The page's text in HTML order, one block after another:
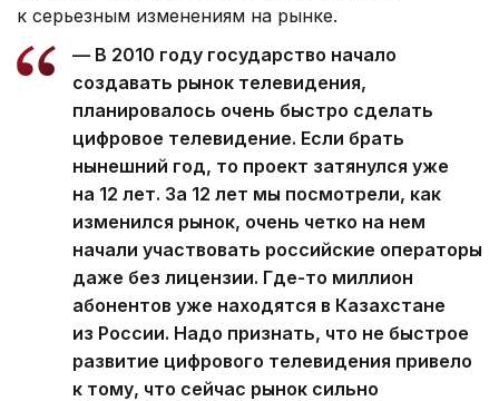
к серьезным изменениям на рынке.
— В 2010 году государство начало
создавать рынок телевидения,
планировалось очень быстро сделать
цифровое телевидение. Если брать
нынешний год, то проект затянулся уже
на 12 лет. За 12 лет мы посмотрели, как
изменился рынок, очень четко на нем
начали участвовать российские операторы
даже без лицензии. Где-то миллион
абонентов уже находятся в Казахстане
из России. Надо признать, что не быстрое
развитие цифрового телевидения привело
к тому, что сейчас рынок сильно